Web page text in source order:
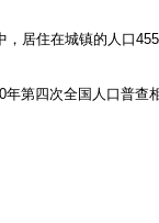
居住在城镇的人口
第四次全国人口普